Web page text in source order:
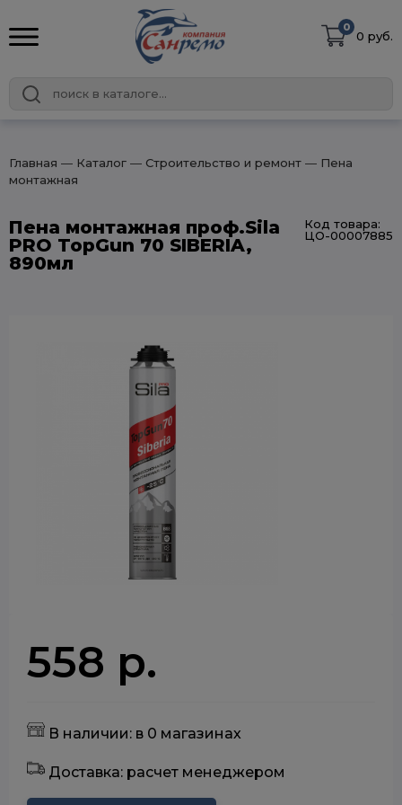
0
0 руб.
Главная ― Каталог ― Строительство и ремонт ― Пена
монтажная
Пена монтажная проф.Sila
PRO TopGun 70 SIBERIA,
890мл
Код товара:
ЦО-00007885
558 р.
В наличии: в 0 магазинах
Доставка: расчет менеджером